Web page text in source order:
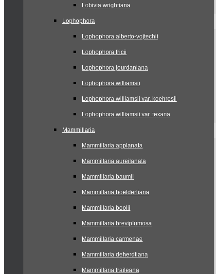
Lobivia wrightiana
Lophophora
Lophophora alberto-vojtechii
Lophophora fricii
Lophophora jourdaniana
Lophophora williamsii
Lophophora williamsii var. koehresii
Lophophora williamsii var. texana
Mammillaria
Mammillaria applanata
Mammillaria aureilanata
Mammillaria baumii
Mammillaria boelderliana
Mammillaria boolii
Mammillaria breviplumosa
Mammillaria carmenae
Mammillaria deherdtiana
Mammillaria fraileana